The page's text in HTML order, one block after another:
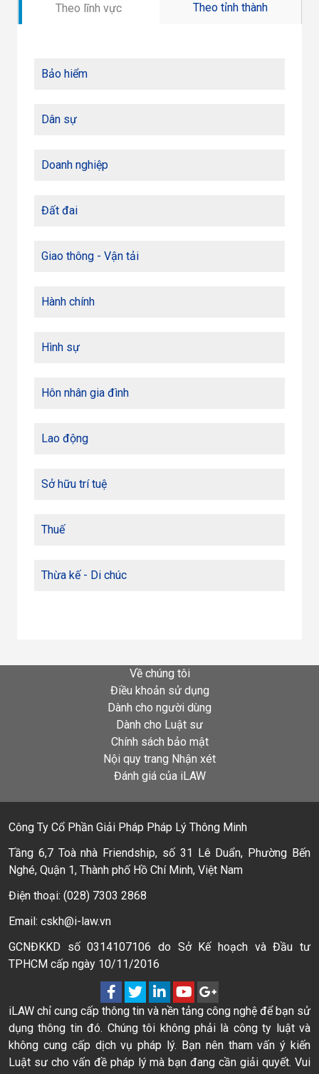
Theo lĩnh vực Theo tỉnh thành
Bảo hiểm
Dân sự
Doanh nghiệp
Đất đai
Giao thông - Vận tải
Hành chính
Hình sự
Hôn nhân gia đình
Lao động
Sở hữu trí tuệ
Thuế
Thừa kế - Di chúc
Về chúng tôi
Điều khoản sử dụng
Dành cho người dùng
Dành cho Luật sư
Chính sách bảo mật
Nội quy trang Nhận xét
Đánh giá của iLAW
Công Ty Cổ Phần Giải Pháp Pháp Lý Thông Minh
Tầng 6,7 Toà nhà Friendship, số 31 Lê Duẩn, Phường Bến
Nghé, Quận 1, Thành phố Hồ Chí Minh, Việt Nam
Điện thoại: (028) 7303 2868
Email: cskh@i-law.vn
GCNĐKKD số 0314107106 do Sở Kế hoạch và Đầu tư
TPHCM cấp ngày 10/11/2016
iLAW chỉ cung cấp thông tin và nền tảng công nghệ để bạn sử
dụng thông tin đó. Chúng tôi không phải là công ty luật và
không cung cấp dịch vụ pháp lý. Bạn nên tham vấn ý kiến
Luật sư cho vấn đề pháp lý mà bạn đang cần giải quyết. Vui